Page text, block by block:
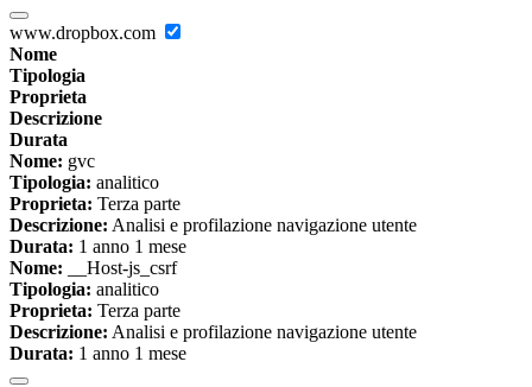
www.dropbox.com
Nome
Tipologia
Proprieta
Descrizione
Durata
Nome: gvc
Tipologia: analitico
Proprieta: Terza parte
Descrizione: Analisi e profilazione navigazione utente
Durata: 1 anno 1 mese
Nome: __Host-js_csrf
Tipologia: analitico
Proprieta: Terza parte
Descrizione: Analisi e profilazione navigazione utente
Durata: 1 anno 1 mese